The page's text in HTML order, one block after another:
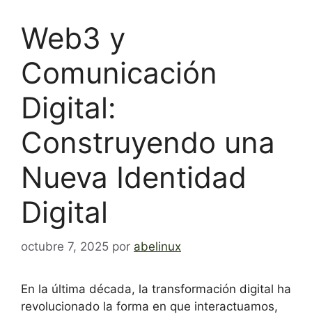
Web3 y
Comunicación
Digital:
Construyendo una
Nueva Identidad
Digital
octubre 7, 2025 por abelinux
En la última década, la transformación digital ha
revolucionado la forma en que interactuamos,